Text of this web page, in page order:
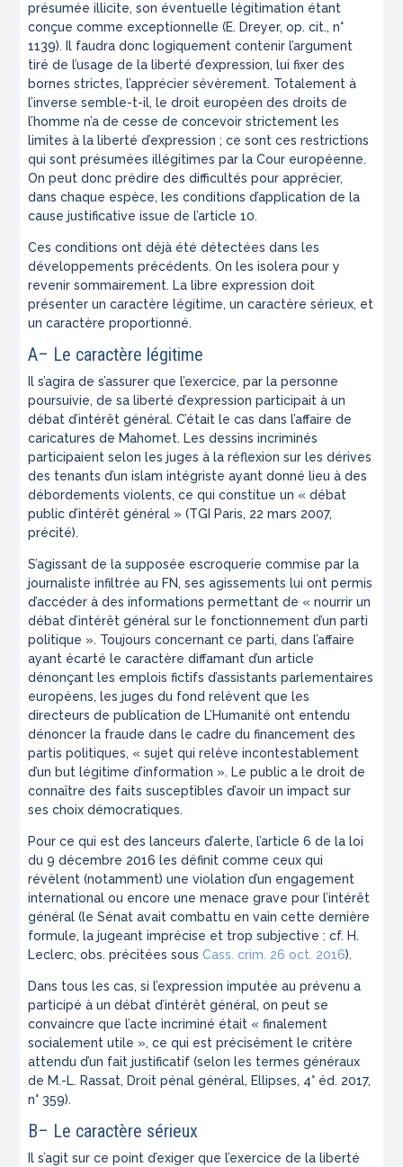
présumée illicite, son éventuelle légitimation étant
conçue comme exceptionnelle (E. Dreyer, op. cit., n°
1139). Il faudra donc logiquement contenir l’argument
tiré de l’usage de la liberté d’expression, lui fixer des
bornes strictes, l’apprécier sévèrement. Totalement à
l’inverse semble-t-il, le droit européen des droits de
l’homme n’a de cesse de concevoir strictement les
limites à la liberté d’expression ; ce sont ces restrictions
qui sont présumées illégitimes par la Cour européenne.
On peut donc prédire des difficultés pour apprécier,
dans chaque espèce, les conditions d’application de la
cause justificative issue de l’article 10.
Ces conditions ont déjà été détectées dans les
développements précédents. On les isolera pour y
revenir sommairement. La libre expression doit
présenter un caractère légitime, un caractère sérieux, et
un caractère proportionné.
A– Le caractère légitime
Il s’agira de s’assurer que l’exercice, par la personne
poursuivie, de sa liberté d’expression participait à un
débat d’intérêt général. C’était le cas dans l’affaire de
caricatures de Mahomet. Les dessins incriminés
participaient selon les juges à la réflexion sur les dérives
des tenants d’un islam intégriste ayant donné lieu à des
débordements violents, ce qui constitue un «débat
public d’intérêt général » (TGI Paris, 22 mars 2007,
précité).
S’agissant de la supposée escroquerie commise par la
journaliste infiltrée au FN, ses agissements lui ont permis
d’accéder à des informations permettant de «nourrir un
débat d’intérêt général sur le fonctionnement d’un parti
politique ». Toujours concernant ce parti, dans l’affaire
ayant écarté le caractère diffamant d’un article
dénonçant les emplois fictifs d’assistants parlementaires
européens, les juges du fond relèvent que les
directeurs de publication de L’Humanité ont entendu
dénoncer la fraude dans le cadre du financement des
partis politiques, «sujet qui relève incontestablement
d’un but légitime d’information ». Le public a le droit de
connaître des faits susceptibles d’avoir un impact sur
ses choix démocratiques.
Pour ce qui est des lanceurs d’alerte, l’article 6 de la loi
du 9 décembre 2016 les définit comme ceux qui
révèlent (notamment) une violation d’un engagement
international ou encore une menace grave pour l’intérêt
général (le Sénat avait combattu en vain cette dernière
formule, la jugeant imprécise et trop subjective : cf. H.
Leclerc, obs. précitées sousCass. crim. 26 oct. 2016).
Dans tous les cas, si l’expression imputée au prévenu a
participé à un débat d’intérêt général, on peut se
convaincre que l’acte incriminé était «finalement
socialement utile », ce qui est précisément le critère
attendu d’un fait justificatif (selon les termes généraux
de M.-L. Rassat, Droit pénal général, Ellipses, 4° éd. 2017,
n° 359).
B– Le caractère sérieux
Il s’agit sur ce point d’exiger que l’exercice de la liberté